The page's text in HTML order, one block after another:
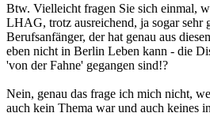
Btw. Vielleicht fragen Sie sich einmal,
LHAG, trotz ausreichend, ja sogar sehr
Berufsanfänger, der hat genau aus
eben nicht in Berlin Leben kann - die
'von der Fahne' gegangen sind!?
Nein, genau das frage ich mich nicht,
auch kein Thema war und auch keines